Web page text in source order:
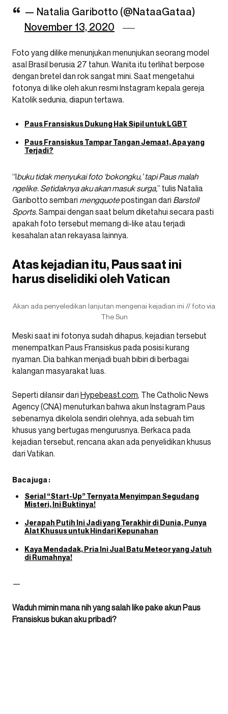
— Natalia Garibotto (@NataaGataa)
November 13, 2020
Foto yang dilike menunjukan menunjukan seorang model
asal Brasil berusia 27 tahun. Wanita itu terlihat berpose
dengan bretel dan rok sangat mini. Saat mengetahui
fotonya di like oleh akun resmi Instagram kepala gereja
Katolik sedunia, diapun tertawa.
Paus Fransiskus Dukung Hak Sipil untuk LGBT
Paus Fransiskus Tampar Tangan Jemaat, Apa yang
Terjadi?
“Ibuku tidak menyukai foto ‘bokongku,’ tapi Paus malah
ngelike. Setidaknya aku akan masuk surga,” tulis Natalia
Garibotto sembari mengquotepostingan dari Barstoll
Sports.Sampai dengan saat belum diketahui secara pasti
apakah foto tersebut memang di-like atau terjadi
kesahalan atan rekayasa lainnya.
Atas kejadian itu, Paus saat ini
harus diselidiki oleh Vatican
Akan ada penyeledikan lanjutan mengenai kejadian ini // foto via
The Sun
Meski saat ini fotonya sudah dihapus, kejadian tersebut
menempatkan Paus Fransiskus pada posisi kurang
nyaman. Dia bahkan menjadi buah bibiri di berbagai
kalangan masyarakat luas.
Seperti dilansir dari Hypebeast.com, The Catholic News
Agency (CNA) menuturkan bahwa akun Instagram Paus
sebenarnya dikelola sendiri olehnya, ada sebuah tim
khusus yang bertugas mengurusnya. Berkaca pada
kejadian tersebut, rencana akan ada penyelidikan khusus
dari Vatikan.
Baca juga :
Serial “Start-Up” Ternyata Menyimpan Segudang
Misteri, Ini Buktinya!
Jerapah Putih Ini Jadi yang Terakhir di Dunia, Punya
Alat Khusus untuk Hindari Kepunahan
Kaya Mendadak, Pria Ini Jual Batu Meteor yang Jatuh
di Rumahnya!
—
Waduh mimin mana nih yang salah like pake akun Paus
Fransiskus bukan aku pribadi?